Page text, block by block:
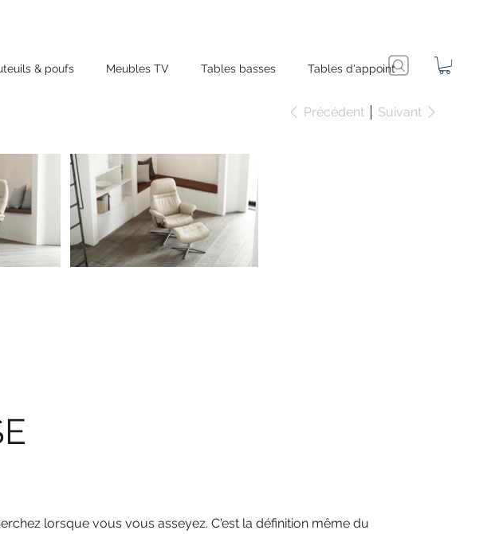
& poufs Meubles TV Tables basses Tables d'appoint
Précédent Suivant
lorsque vous vous asseyez. C'est la définition même du